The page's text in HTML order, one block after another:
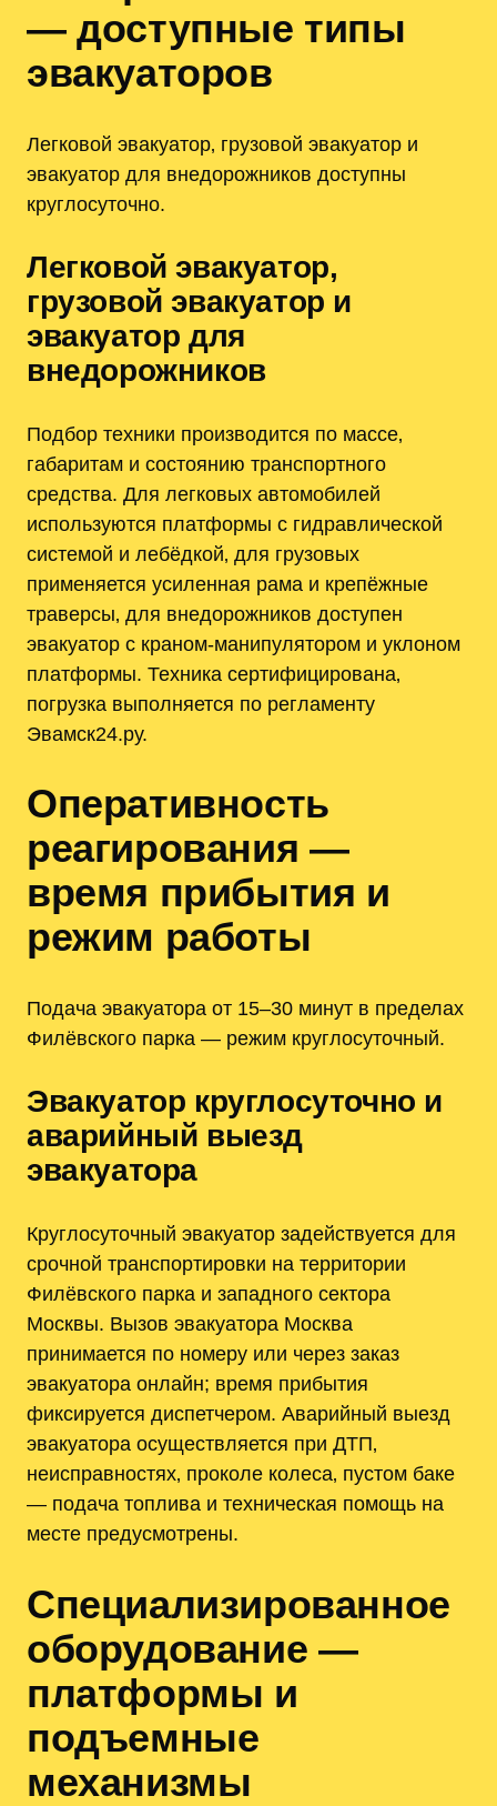
— доступные типы
эвакуаторов
Легковой эвакуатор‚ грузовой эвакуатор и
эвакуатор для внедорожников доступны
круглосуточно.
Легковой эвакуатор‚
грузовой эвакуатор и
эвакуатор для
внедорожников
Подбор техники производится по массе‚
габаритам и состоянию транспортного
средства. Для легковых автомобилей
используются платформы с гидравлической
системой и лебёдкой‚ для грузовых
применяется усиленная рама и крепёжные
траверсы‚ для внедорожников доступен
эвакуатор с краном-манипулятором и уклоном
платформы. Техника сертифицирована‚
погрузка выполняется по регламенту
Эвамск24.ру.
Оперативность
реагирования —
время прибытия и
режим работы
Подача эвакуатора от 15–30 минут в пределах
Филёвского парка — режим круглосуточный.
Эвакуатор круглосуточно и
аварийный выезд
эвакуатора
Круглосуточный эвакуатор задействуется для
срочной транспортировки на территории
Филёвского парка и западного сектора
Москвы. Вызов эвакуатора Москва
принимается по номеру или через заказ
эвакуатора онлайн; время прибытия
фиксируется диспетчером. Аварийный выезд
эвакуатора осуществляется при ДТП‚
неисправностях‚ проколе колеса‚ пустом баке
— подача топлива и техническая помощь на
месте предусмотрены.
Специализированное
оборудование —
платформы и
подъемные
механизмы